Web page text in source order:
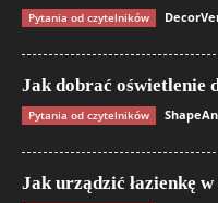
Pytania od czytelników
Jak dobrać oświetlenie
Pytania od czytelników
Jak urządzić łazienkę w